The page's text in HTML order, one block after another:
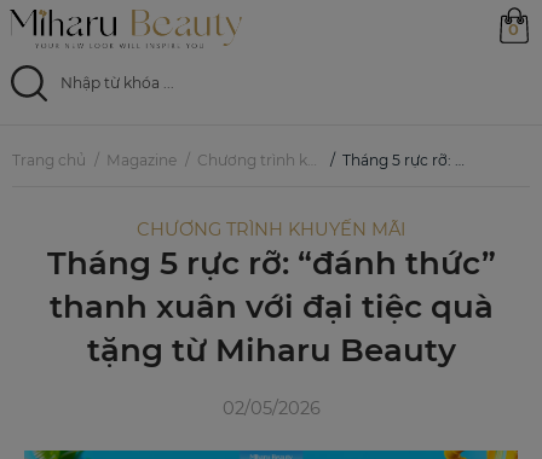
0
Trang chủ
Sản phẩm
Ưu đãi
Magazine
Feed
Trang chủ Magazine Chương trình khuyến mãi Tháng 5 rực rỡ: “đánh thức” thanh xuân với đại tiệc quà tặng từ Miharu Beauty
CHƯƠNG TRÌNH KHUYẾN MÃI
Tháng 5 rực rỡ: “đánh thức”
thanh xuân với đại tiệc quà
tặng từ Miharu Beauty
02/05/2026